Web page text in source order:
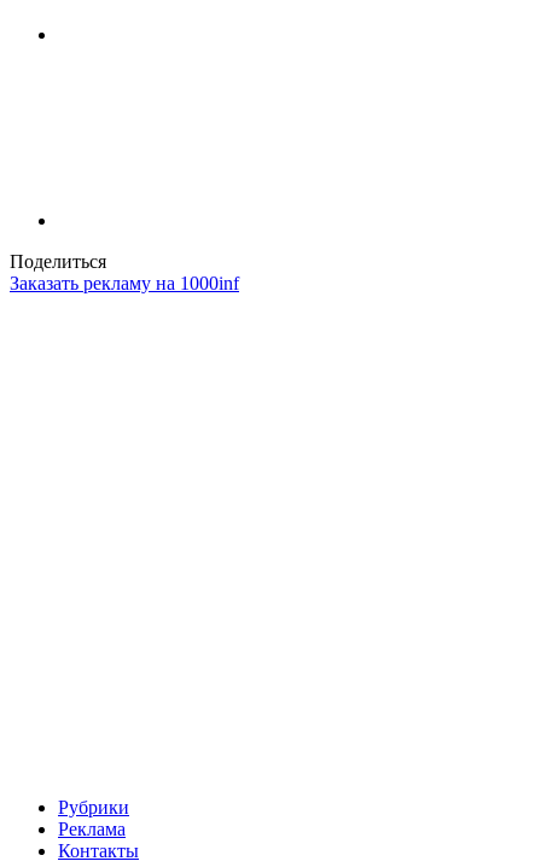
Поделиться
Заказать рекламу на 1000inf
Рубрики
Реклама
Контакты